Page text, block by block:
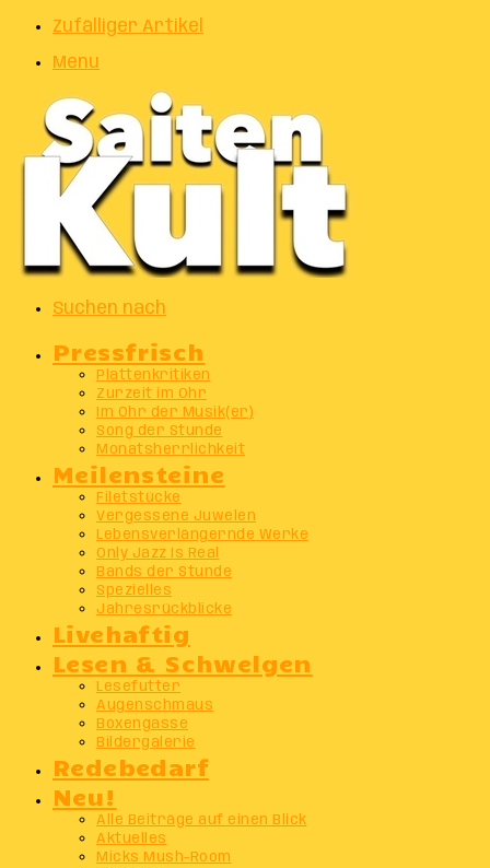
Zufälliger Artikel
Menu
Suchen nach
Pressfrisch
Plattenkritiken
Zurzeit im Ohr
Im Ohr der Musik(er)
Song der Stunde
Monatsherrlichkeit
Meilensteine
Filetstücke
Vergessene Juwelen
Lebensverlängernde Werke
Only Jazz Is Real
Bands der Stunde
Spezielles
Jahresrückblicke
Livehaftig
Lesen & Schwelgen
Lesefutter
Augenschmaus
Boxengasse
Bildergalerie
Redebedarf
Neu!
Alle Beiträge auf einen Blick
Aktuelles
Micks Mush-Room